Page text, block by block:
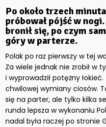
Po około trzech
próbował pójść w
bronił się, po czym
góry w parterze.
Polak po raz pierwszy w tej
Za wiele jednak nie zrobił w
i wyprowadził potężny
chwilowej wymiany ciosów.
się na parter, ale tylko kilka
runda lepsza w wykonaniu
nadal była raczej po stronie